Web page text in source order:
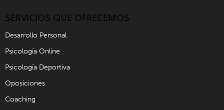
SERVICIOS QUE OFRECEMOS
Desarrollo Personal
Psicología Online
Psicología Deportiva
Oposiciones
Coaching